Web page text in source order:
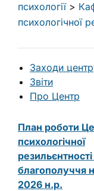
психології>
психологічної
Заходи
Звіти
Про Центр
План роботи
психологічної
резильєнтності
благополуччя
2026 н.р.